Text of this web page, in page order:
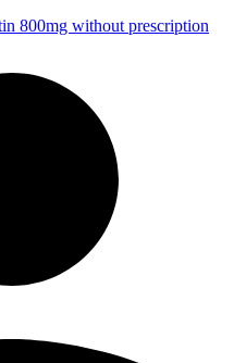
800mg without prescription